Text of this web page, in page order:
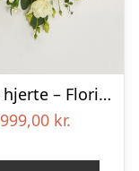
Åbent hjerte – Floristens kreative valg
999,00 kr.